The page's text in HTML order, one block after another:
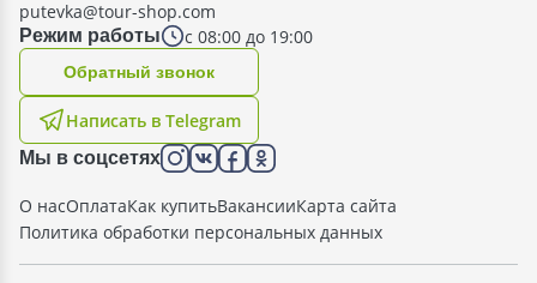
Режим работы с 08:00 до 19:00
putevka@tour-shop.com
Написать в Telegram
Oбратный звонок
Мы в соцсетях
О насОплатаКак купитьВакансииКарта сайта
Политика обработки персональных данных